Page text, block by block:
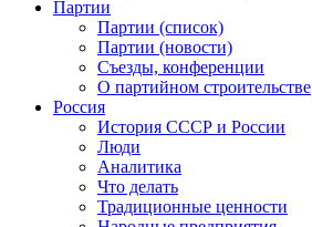
Партии
Партии (список)
Партии (новости)
Съезды, конференции
О партийном строительстве
Россия
История СССР и России
Люди
Аналитика
Что делать
Традиционные ценности